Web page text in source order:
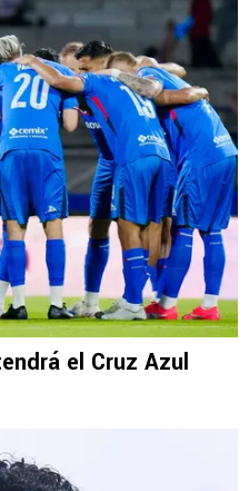
el Cruz Azul